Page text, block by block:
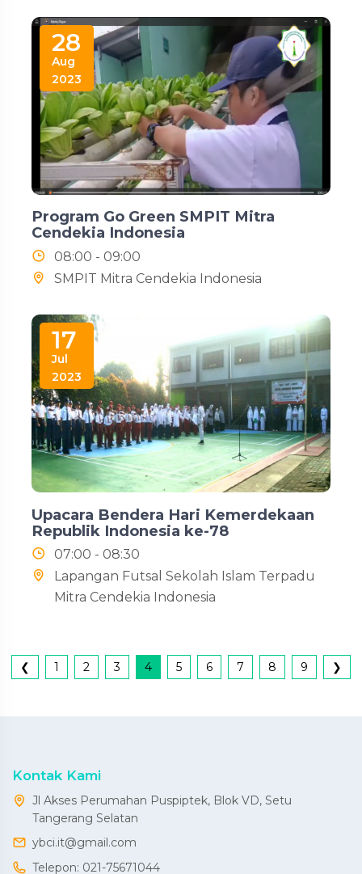
28
Aug
2023
Program Go Green SMPIT Mitra
Cendekia Indonesia
08:00 - 09:00
SMPIT Mitra Cendekia Indonesia
17
Jul
2023
Upacara Bendera Hari Kemerdekaan
Republik Indonesia ke-78
07:00 - 08:30
Lapangan Futsal Sekolah Islam Terpadu
Mitra Cendekia Indonesia
❮ 1 2 3 4 5 6 7 8 9 ❯
Kontak Kami
Jl Akses Perumahan Puspiptek, Blok VD, Setu
Tangerang Selatan
ybci.it@gmail.com
Telepon: 021-75671044